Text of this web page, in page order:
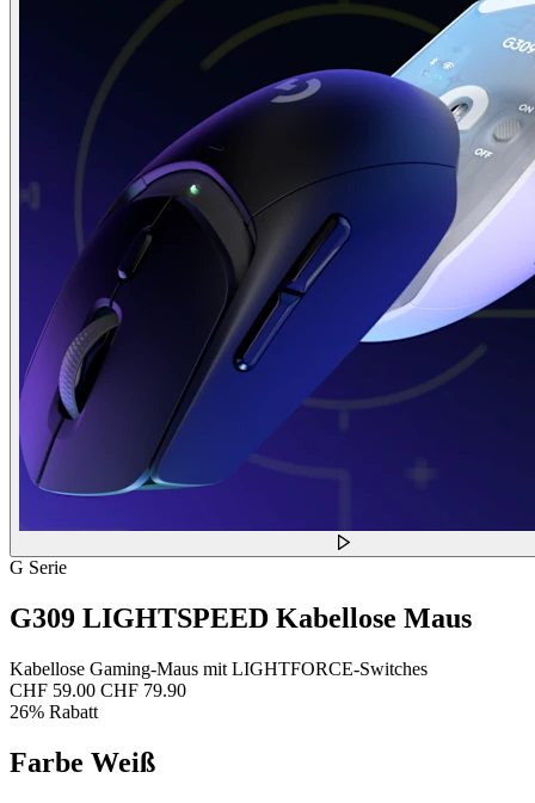
G Serie
G309 LIGHTSPEED Kabellose Maus
Kabellose Gaming-Maus mit LIGHTFORCE-Switches
CHF 59.00 CHF 79.90
26% Rabatt
Farbe Weiß